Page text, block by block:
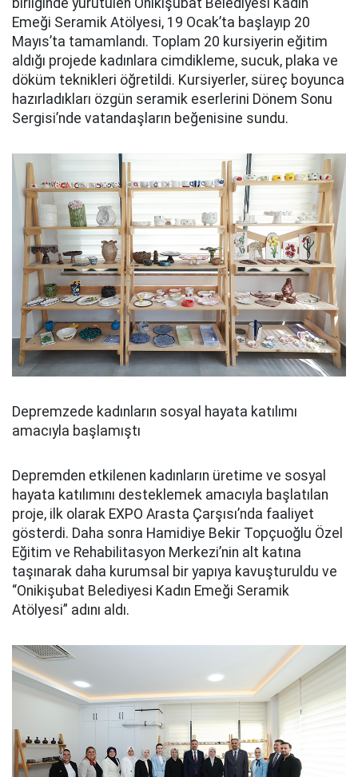
birliğinde yürütülen Onikişubat Belediyesi Kadın
Emeği Seramik Atölyesi, 19 Ocak’ta başlayıp 20
Mayıs’ta tamamlandı. Toplam 20 kursiyerin eğitim
aldığı projede kadınlara cimdikleme, sucuk, plaka ve
döküm teknikleri öğretildi. Kursiyerler, süreç boyunca
hazırladıkları özgün seramik eserlerini Dönem Sonu
Sergisi’nde vatandaşların beğenisine sundu.
Depremzede kadınların sosyal hayata katılımı
amacıyla başlamıştı
Depremden etkilenen kadınların üretime ve sosyal
hayata katılımını desteklemek amacıyla başlatılan
proje, ilk olarak EXPO Arasta Çarşısı’nda faaliyet
gösterdi. Daha sonra Hamidiye Bekir Topçuoğlu Özel
Eğitim ve Rehabilitasyon Merkezi’nin alt katına
taşınarak daha kurumsal bir yapıya kavuşturuldu ve
“Onikişubat Belediyesi Kadın Emeği Seramik
Atölyesi” adını aldı.